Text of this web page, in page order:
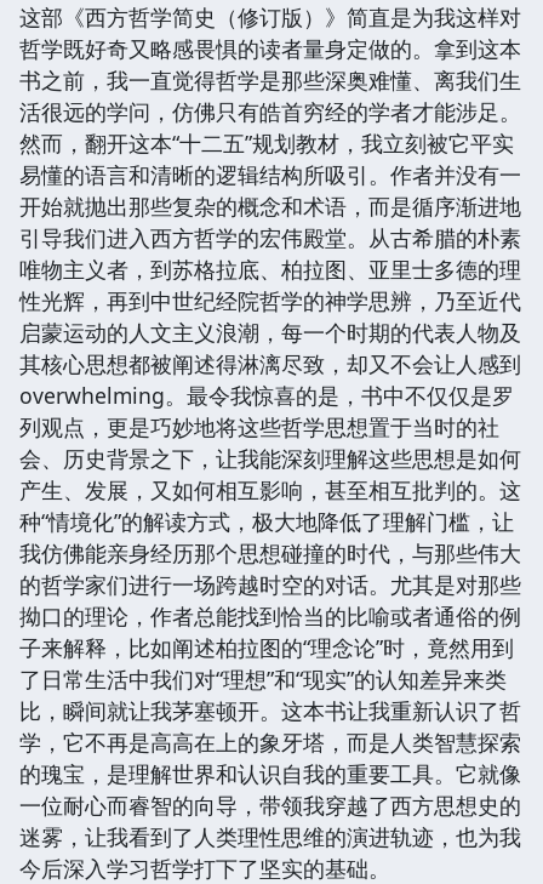
这部《西方哲学简史（修订版）》简直是为我这样对
哲学既好奇又略感畏惧的读者量身定做的。拿到这本
书之前，我一直觉得哲学是那些深奥难懂、离我们生
活很远的学问，仿佛只有皓首穷经的学者才能涉足。
然而，翻开这本“十二五”规划教材，我立刻被它平实
易懂的语言和清晰的逻辑结构所吸引。作者并没有一
开始就抛出那些复杂的概念和术语，而是循序渐进地
引导我们进入西方哲学的宏伟殿堂。从古希腊的朴素
唯物主义者，到苏格拉底、柏拉图、亚里士多德的理
性光辉，再到中世纪经院哲学的神学思辨，乃至近代
启蒙运动的人文主义浪潮，每一个时期的代表人物及
其核心思想都被阐述得淋漓尽致，却又不会让人感到
overwhelming。最令我惊喜的是，书中不仅仅是罗
列观点，更是巧妙地将这些哲学思想置于当时的社
会、历史背景之下，让我能深刻理解这些思想是如何
产生、发展，又如何相互影响，甚至相互批判的。这
种“情境化”的解读方式，极大地降低了理解门槛，让
我仿佛能亲身经历那个思想碰撞的时代，与那些伟大
的哲学家们进行一场跨越时空的对话。尤其是对那些
拗口的理论，作者总能找到恰当的比喻或者通俗的例
子来解释，比如阐述柏拉图的“理念论”时，竟然用到
了日常生活中我们对“理想”和“现实”的认知差异来类
比，瞬间就让我茅塞顿开。这本书让我重新认识了哲
学，它不再是高高在上的象牙塔，而是人类智慧探索
的瑰宝，是理解世界和认识自我的重要工具。它就像
一位耐心而睿智的向导，带领我穿越了西方思想史的
迷雾，让我看到了人类理性思维的演进轨迹，也为我
今后深入学习哲学打下了坚实的基础。